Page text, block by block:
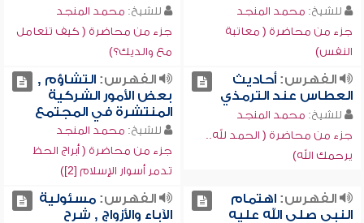
للشيخ: محمد المنجد
جزء من محاضرة ( معاتبة
النفس)
للشيخ: محمد المنجد
جزء من محاضرة ( كيف تتعامل
مع والديك؟)
الفهرس:أحاديث
العطاس عند الترمذي
للشيخ: محمد المنجد
جزء من محاضرة ( الحمد لله..
يرحمك الله)
الفهرس:التشاؤم ,
بعض الأمور الشركية
المنتشرة في المجتمع
للشيخ: محمد المنجد
جزء من محاضرة ( أبراج الحظ
تدمر أسوار الإسلام [2])
الفهرس:اهتمام
النبي صلى الله عليه
الفهرس:مسئولية
الآباء والأزواج , شرح